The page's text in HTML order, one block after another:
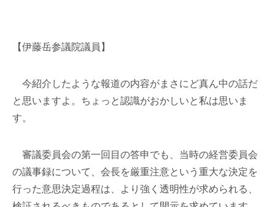
【伊藤岳参議院議員】
今紹介したような報道の内容がまさにど真ん中の話だ
と思いますよ。ちょっと認識がおかしいと私は思いま
す。
審議委員会の第一回目の答申でも、当時の経営委員会
の議事録について、会長を厳重注意という重大な決定を
行った意思決定過程は、より強く透明性が求められる、